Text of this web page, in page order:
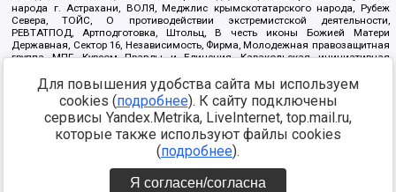
народа г. Астрахани, ВОЛЯ, Меджлис крымскотатарского народа, Рубеж
Севера, ТОЙС, О противодействии экстремистской деятельности,
РЕВТАТПОД, Артподготовка, Штольц, В честь иконы Божией Матери
Державная, Сектор 16, Независимость, Фирма, Молодежная правозащитная
группа МПГ, Курсом Правды и Единения, Каракольская инициативная
Благотворительный пансионат Ак Умут, Русская республика Русь,
Арестантское уголовное единство, Башкорт, Нация и свобода, W.H.С., Фалунь
Дафа, Иртыш Ultras, Русский Патриотический клуб-Новокузнецк/РПК,
Сибирский державный союз, Фонд борьбы с коррупцией, Фонд защиты прав
граждан, Штабы Навального, Совет граждан СССР Прикубанского округа г.
https://minjust.gov.ru/ru/documents/7822/
Для повышения удобства сайта мы используем
cookies (подробнее). К сайту подключены
сервисы Yandex.Metrika, LiveInternet, top.mail.ru,
которые также используют файлы cookies
(подробнее).
Я согласен/согласна